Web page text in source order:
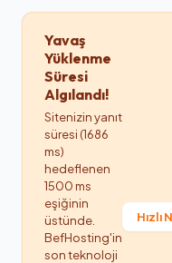
Yavaş
Yüklenme
Süresi
Algılandı!
Sitenizin yanıt
süresi (1686
ms)
hedeflenen
1500 ms
eşiğinin
üstünde.
BefHosting'in
son teknoloji